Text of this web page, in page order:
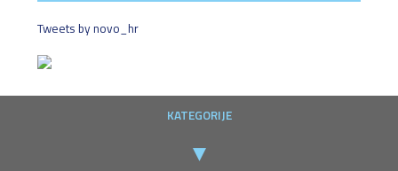
Tweets by novo_hr
KATEGORIJE